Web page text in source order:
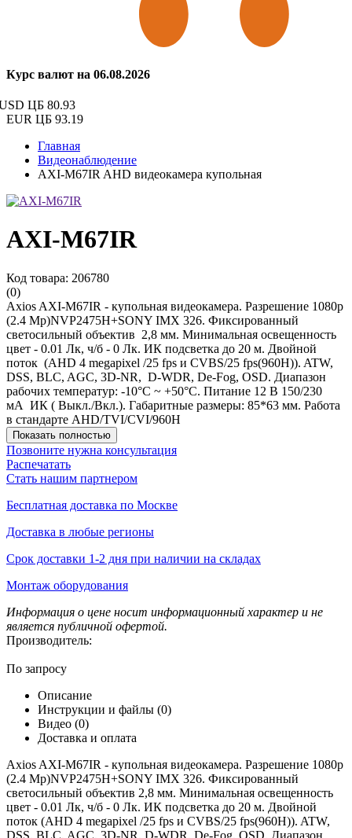
Курс валют на 06.08.2026
ЦБ 80.93
EUR ЦБ 93.19
Главная
Видеонаблюдение
AXI-M67IR AHD видеокамера купольная
AXI-M67IR
Код товара: 206780
(0)
Axios AXI-M67IR - купольная видеокамера. Разрешение 1080р
(2.4 Mp)NVP2475H+SONY IMX 326. Фиксированный
светосильный объектив 2,8 мм. Минимальная освещенность
цвет - 0.01 Лк, ч/б - 0 Лк. ИК подсветка до 20 м. Двойной
поток (AHD 4 megapixel /25 fps и CVBS/25 fps(960H)). ATW,
DSS, BLC, AGC, 3D-NR, D-WDR, De-Fog, OSD. Диапазон
рабочих температур: -10°С ~ +50°С. Питание 12 В 150/230
мА ИК ( Выкл./Вкл.). Габаритные размеры: 85*63 мм. Работа
в стандарте AHD/TVI/CVI/960H
Показать полностью
Позвоните нужна консультация
Распечатать
Стать нашим партнером
Бесплатная доставка по Москве
Доставка в любые регионы
Срок доставки 1-2 дня при наличии на складах
Монтаж оборудования
Информация о цене носит информационный характер и не
является публичной офертой.
Производитель:
По запросу
Описание
Инструкции и файлы (0)
Видео (0)
Доставка и оплата
Axios AXI-M67IR - купольная видеокамера. Разрешение 1080р
(2.4 Mp)NVP2475H+SONY IMX 326. Фиксированный
светосильный объектив 2,8 мм. Минимальная освещенность
цвет - 0.01 Лк, ч/б - 0 Лк. ИК подсветка до 20 м. Двойной
поток (AHD 4 megapixel /25 fps и CVBS/25 fps(960H)). ATW,
DSS, BLC, AGC, 3D-NR, D-WDR, De-Fog, OSD. Диапазон